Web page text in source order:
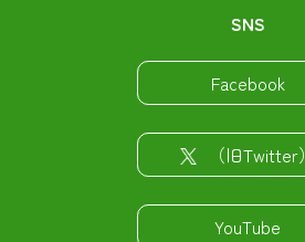
SNS
Facebook
（旧Twitter）
YouTube